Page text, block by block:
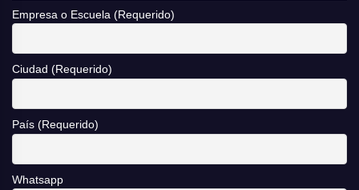
Empresa o Escuela (Requerido)
Ciudad (Requerido)
País (Requerido)
Whatsapp